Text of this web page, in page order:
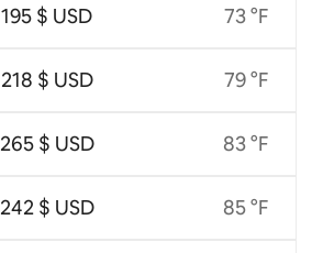
195 $ USD
218 $ USD
265 $ USD
242 $ USD
73 °F
79 °F
83 °F
85 °F